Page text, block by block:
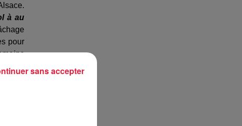
à au
pour
et
sans accepter